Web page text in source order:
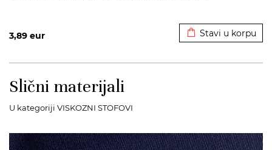
3,89 eur Stavi u korpu
Slični materijali
U kategoriji VISKOZNI STOFOVI